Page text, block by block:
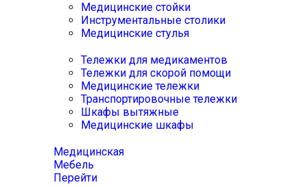
Медицинские стойки
Инструментальные столики
Медицинские стулья
Тележки для медикаментов
Тележки для скорой помощи
Медицинские тележки
Транспортировочные тележки
Шкафы вытяжные
Медицинские шкафы
Медицинская
Мебель
Перейти